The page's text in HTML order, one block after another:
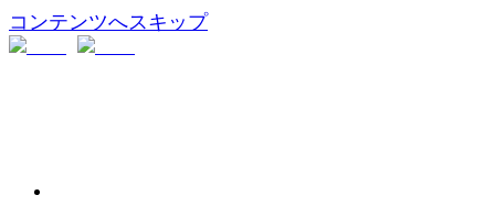
コンテンツへスキップ